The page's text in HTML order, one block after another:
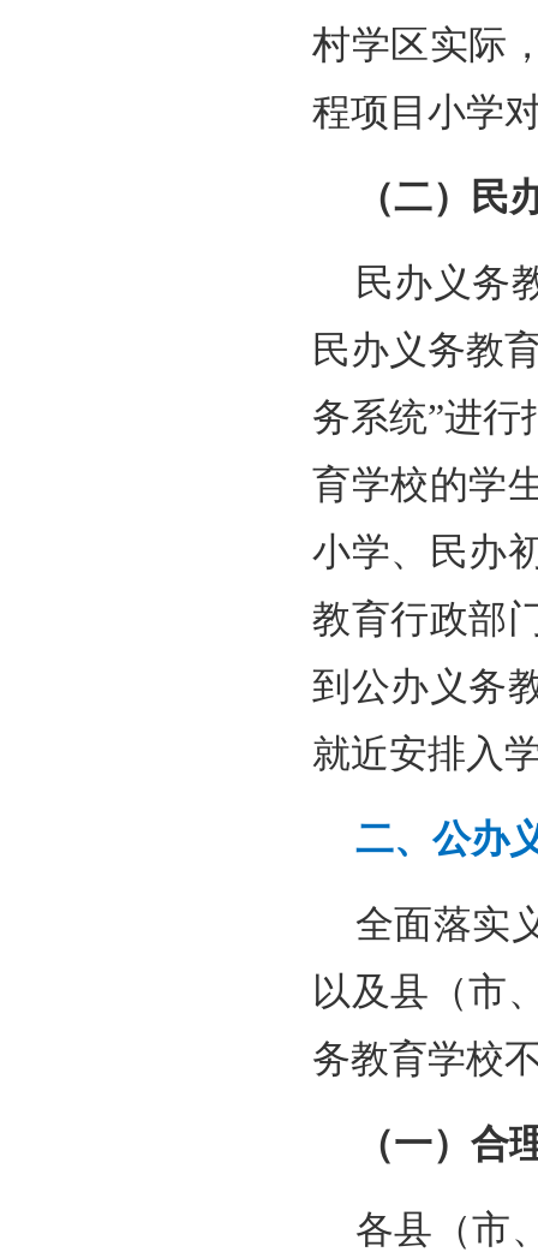
村学区实际
程项目小学
（二）民
民办义务
民办义务教
务系统”进
育学校的学
小学、民办
教育行政部
到公办义务
就近安排入
二、公办
全面落实
以及县（市
务教育学校
（一）合
各县（市